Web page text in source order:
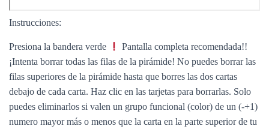
Instrucciones:
Presiona la bandera verde
Pantalla completa recomendada!!
¡Intenta borrar todas las filas de la pirámide! No puedes borrar las
filas superiores de la pirámide hasta que borres las dos cartas
debajo de cada carta. Haz clic en las tarjetas para borrarlas. Solo
puedes eliminarlos si valen un grupo funcional (color) de un (-+1)
numero mayor más o menos que la carta en la parte superior de tu